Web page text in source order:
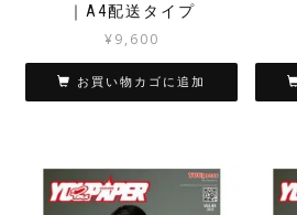
｜A4配送タイプ
¥9,600
お買い物カゴに追加